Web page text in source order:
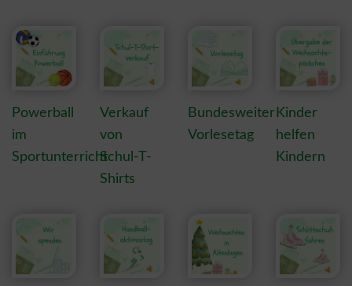
Powerball
im
Sportunterricht
Verkauf
von
Schul-T-
Shirts
Bundesweiter
Vorlesetag
Kinder
helfen
Kindern